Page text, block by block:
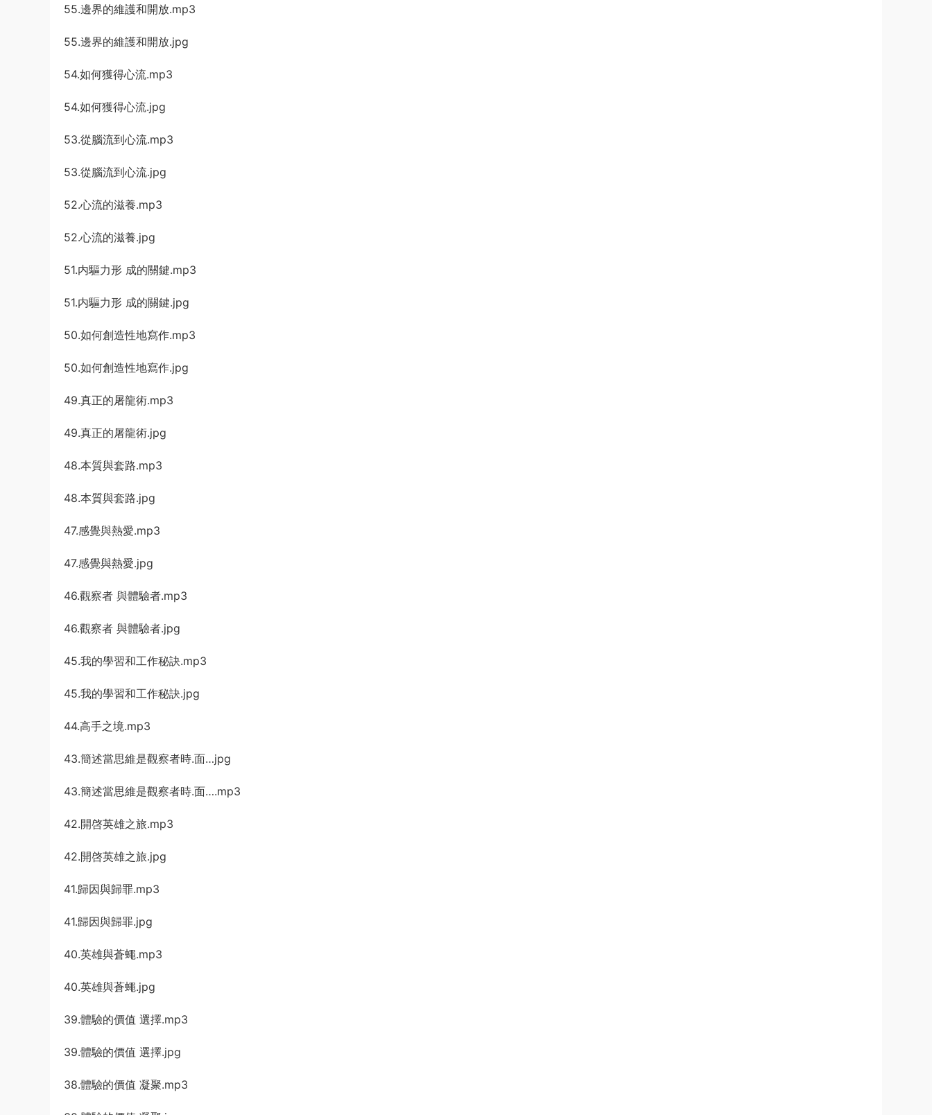
55.邊界的維護和開放.mp3
55.邊界的維護和開放.jpg
54.如何獲得心流.mp3
54.如何獲得心流.jpg
53.從腦流到心流.mp3
53.從腦流到心流.jpg
52.心流的滋養.mp3
52.心流的滋養.jpg
51.内驅力形 成的關鍵.mp3
51.内驅力形 成的關鍵.jpg
50.如何創造性地寫作.mp3
50.如何創造性地寫作.jpg
49.真正的屠龍術.mp3
49.真正的屠龍術.jpg
48.本質與套路.mp3
48.本質與套路.jpg
47.感覺與熱愛.mp3
47.感覺與熱愛.jpg
46.觀察者 與體驗者.mp3
46.觀察者 與體驗者.jpg
45.我的學習和工作秘訣.mp3
45.我的學習和工作秘訣.jpg
44.高手之境.mp3
43.簡述當思維是觀察者時.面…jpg
43.簡述當思維是觀察者時.面….mp3
42.開啓英雄之旅.mp3
42.開啓英雄之旅.jpg
41.歸因與歸罪.mp3
41.歸因與歸罪.jpg
40.英雄與蒼蠅.mp3
40.英雄與蒼蠅.jpg
39.體驗的價值 選擇.mp3
39.體驗的價值 選擇.jpg
38.體驗的價值 凝聚.mp3